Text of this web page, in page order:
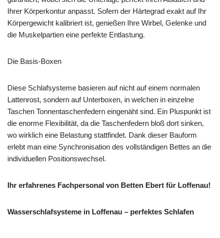
Ihrer Körperkontur anpasst. Sofern der Härtegrad exakt auf Ihr
Körpergewicht kalibriert ist, genießen Ihre Wirbel, Gelenke und
die Muskelpartien eine perfekte Entlastung.
Die Basis-Boxen
Diese Schlafsysteme basieren auf nicht auf einem normalen
Lattenrost, sondern auf Unterboxen, in welchen in einzelne
Taschen Tonnentaschenfedern eingenäht sind. Ein Pluspunkt ist
die enorme Flexibilität, da die Taschenfedern bloß dort sinken,
wo wirklich eine Belastung stattfindet. Dank dieser Bauform
erlebt man eine Synchronisation des vollständigen Bettes an die
individuellen Positionswechsel.
Ihr erfahrenes Fachpersonal von Betten Ebert für Loffenau!
Wasserschlafsysteme in Loffenau – perfektes Schlafen